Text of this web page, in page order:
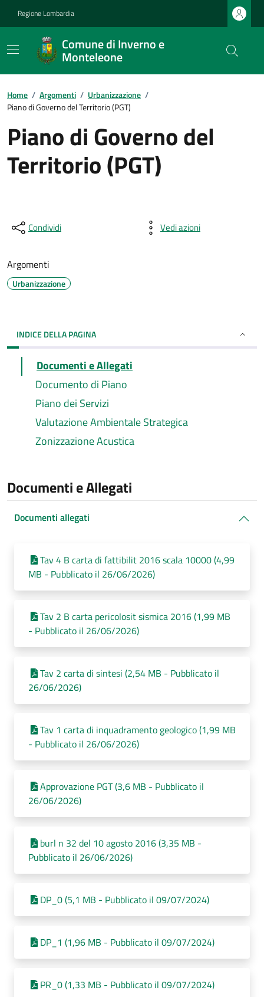
Regione Lombardia
Comune di Inverno e
Monteleone
Home / Argomenti / Urbanizzazione /
Piano di Governo del Territorio (PGT)
Piano di Governo del
Territorio (PGT)
Condividi Vedi azioni
Argomenti
Urbanizzazione
INDICE DELLA PAGINA
Documenti e Allegati
Documento di Piano
Piano dei Servizi
Valutazione Ambientale Strategica
Zonizzazione Acustica
Documenti e Allegati
Documenti allegati
Tav 4 B carta di fattibilit 2016 scala 10000 (4,99
MB - Pubblicato il 26/06/2026)
Tav 2 B carta pericolosit sismica 2016 (1,99 MB
- Pubblicato il 26/06/2026)
Tav 2 carta di sintesi (2,54 MB - Pubblicato il
26/06/2026)
Tav 1 carta di inquadramento geologico (1,99 MB
- Pubblicato il 26/06/2026)
Approvazione PGT (3,6 MB - Pubblicato il
26/06/2026)
burl n 32 del 10 agosto 2016 (3,35 MB -
Pubblicato il 26/06/2026)
DP_0 (5,1 MB - Pubblicato il 09/07/2024)
DP_1 (1,96 MB - Pubblicato il 09/07/2024)
PR_0 (1,33 MB - Pubblicato il 09/07/2024)